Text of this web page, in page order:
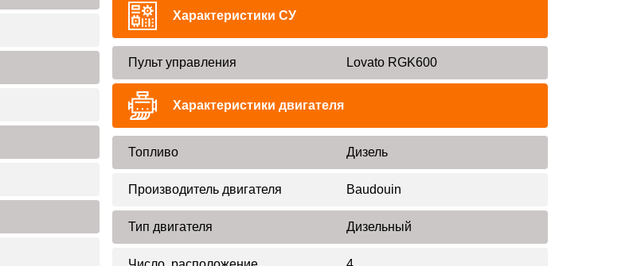
Характеристики СУ
Пульт управления Lovato RGK600
Характеристики двигателя
Топливо Дизель
Производитель двигателя Baudouin
Тип двигателя Дизельный